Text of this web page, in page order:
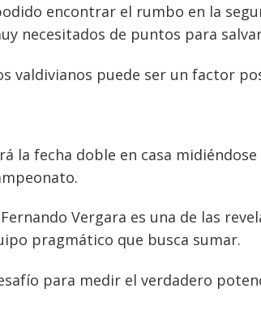
encontrar el rumbo en la
necesitados de puntos para
valdivianos puede ser un factor
la fecha doble en casa
Vergara es una de las
pragmático que busca sumar.
para medir el verdadero